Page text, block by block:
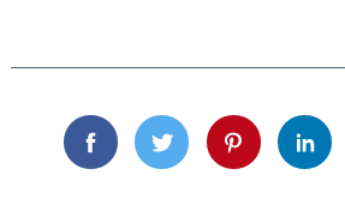
FacebookTwitterPinterest